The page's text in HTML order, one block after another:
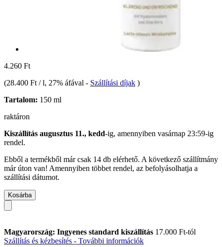
4.260 Ft
(28.400 Ft / l, 27% áfával - Szállítási díjak )
Tartalom: 150 ml
raktáron
Kiszállítás augusztus 11., kedd-ig, amennyiben vasárnap 23:59-ig
rendel.
Ebből a termékből már csak 14 db elérhető. A következő szállítmány
már úton van! Amennyiben többet rendel, az befolyásolhatja a
szállítási dátumot.
Kosárba
Magyarország: Ingyenes standard kiszállítás 17.000 Ft-tól
Szállítás és kézbesítés - További információk